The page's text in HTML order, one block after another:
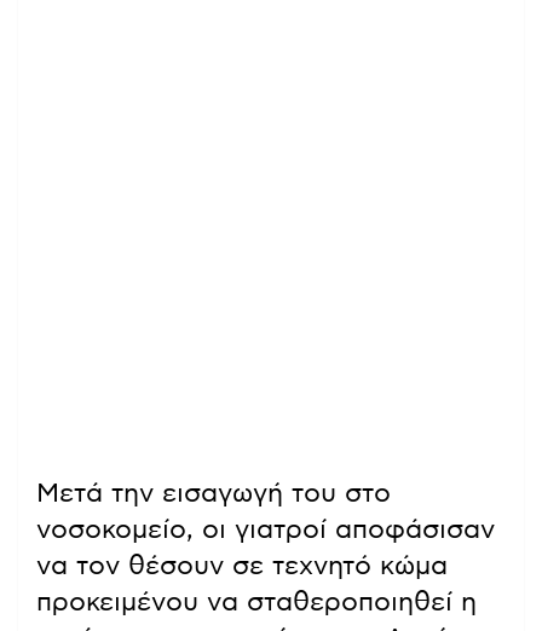
Μετά την εισαγωγή του στο
νοσοκομείο, οι γιατροί αποφάσισαν
να τον θέσουν σε τεχνητό κώμα
προκειμένου να σταθεροποιηθεί η